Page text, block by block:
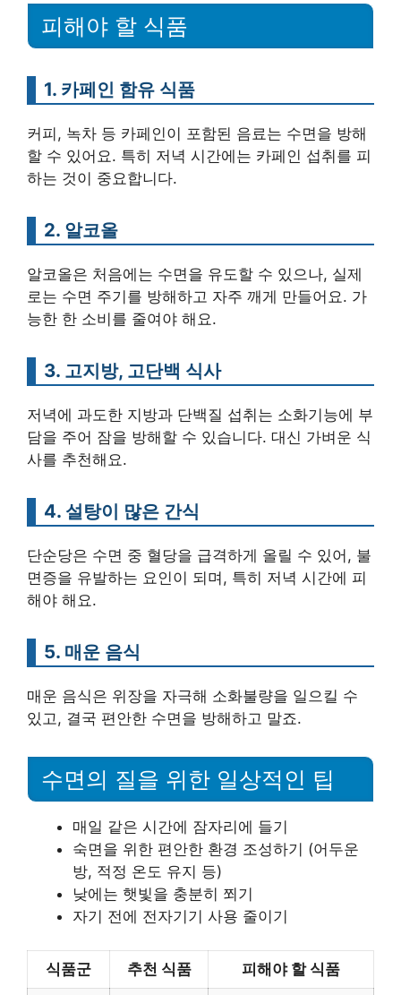
피해야 할 식품
1. 카페인 함유 식품
커피, 녹차 등 카페인이 포함된 음료는 수면을 방해
할 수 있어요. 특히 저녁 시간에는 카페인 섭취를 피
하는 것이 중요합니다.
2. 알코올
알코올은 처음에는 수면을 유도할 수 있으나, 실제
로는 수면 주기를 방해하고 자주 깨게 만들어요. 가
능한 한 소비를 줄여야 해요.
3. 고지방, 고단백 식사
저녁에 과도한 지방과 단백질 섭취는 소화기능에 부
담을 주어 잠을 방해할 수 있습니다. 대신 가벼운 식
사를 추천해요.
4. 설탕이 많은 간식
단순당은 수면 중 혈당을 급격하게 올릴 수 있어, 불
면증을 유발하는 요인이 되며, 특히 저녁 시간에 피
해야 해요.
5. 매운 음식
매운 음식은 위장을 자극해 소화불량을 일으킬 수
있고, 결국 편안한 수면을 방해하고 말죠.
수면의 질을 위한 일상적인 팁
매일 같은 시간에 잠자리에 들기
숙면을 위한 편안한 환경 조성하기 (어두운
방, 적정 온도 유지 등)
낮에는 햇빛을 충분히 쬐기
자기 전에 전자기기 사용 줄이기
식품군 추천 식품 피해야 할 식품